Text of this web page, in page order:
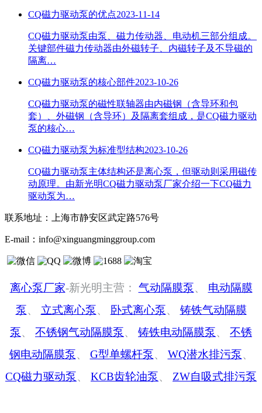
CQ磁力驱动泵的优点2023-11-14
CQ磁力驱动泵由泵、磁力传动器、电动机三部分组成。
关键部件磁力传动器由外磁转子、内磁转子及不导磁的
隔离…
CQ磁力驱动泵的核心部件2023-10-26
CQ磁力驱动泵的磁性联轴器由内磁钢（含导环和包
套）、外磁钢（含导环）及隔离套组成，是CQ磁力驱动
泵的核心…
CQ磁力驱动泵为标准型结构2023-10-26
CQ磁力驱动泵主体结构还是离心泵，但驱动则采用磁传
动原理。由新光明CQ磁力驱动泵厂家介绍一下CQ磁力
驱动泵为…
联系地址： 上海市静安区武定路576号
E-mail： info@xinguangminggroup.com
离心泵厂家-新光明主营： 气动隔膜泵、 电动隔膜
泵、 立式离心泵、 卧式离心泵、 铸铁气动隔膜
泵、 不锈钢气动隔膜泵、 铸铁电动隔膜泵、 不锈
钢电动隔膜泵、 G型单螺杆泵、 WQ潜水排污泵、
CQ磁力驱动泵、 KCB齿轮油泵、 ZW自吸式排污泵